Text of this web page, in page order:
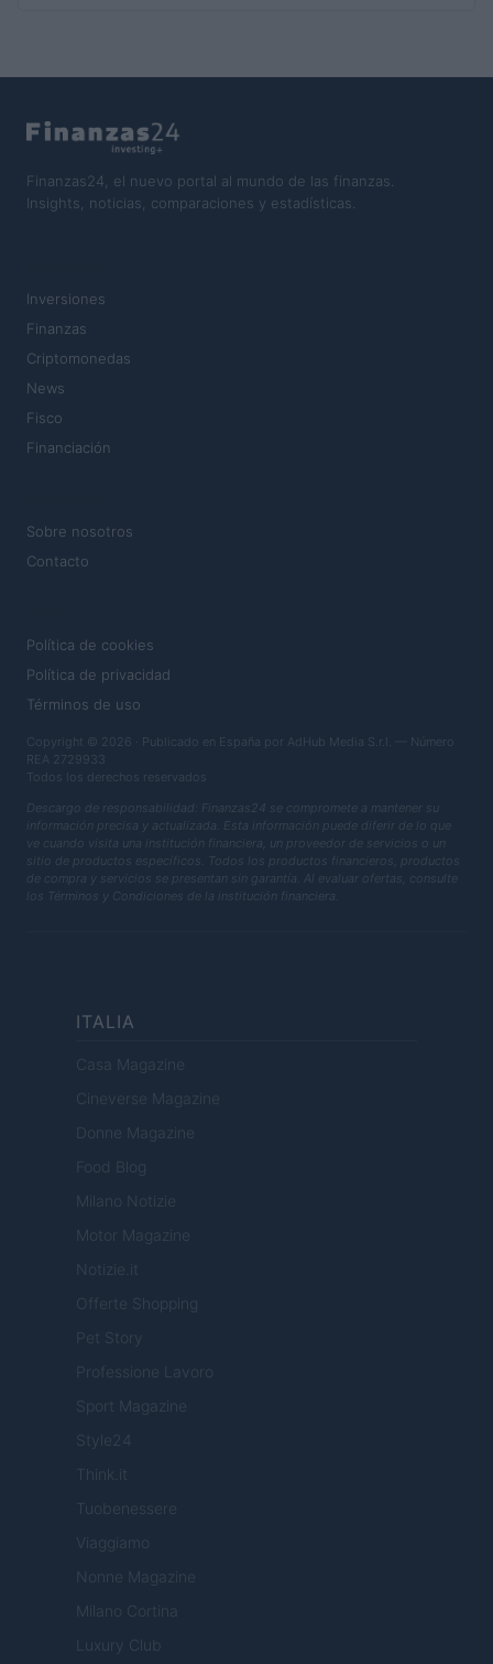
Finanzas24, el nuevo portal al mundo de las finanzas.
Insights, noticias, comparaciones y estadísticas.
Inversiones
Finanzas
Criptomonedas
News
Fisco
Financiación
Sobre nosotros
Contacto
Política de cookies
Política de privacidad
Términos de uso
Copyright © 2026 · Publicado en España por AdHub Media S.r.l. — Número
REA 2729933
Todos los derechos reservados
Descargo de responsabilidad: Finanzas24 se compromete a mantener su
información precisa y actualizada. Esta información puede diferir de lo que
ve cuando visita una institución financiera, un proveedor de servicios o un
sitio de productos específicos. Todos los productos financieros, productos
de compra y servicios se presentan sin garantía. Al evaluar ofertas, consulte
los Términos y Condiciones de la institución financiera.
ITALIA
Casa Magazine
Cineverse Magazine
Donne Magazine
Food Blog
Milano Notizie
Motor Magazine
Notizie.it
Offerte Shopping
Pet Story
Professione Lavoro
Sport Magazine
Style24
Think.it
Tuobenessere
Viaggiamo
Nonne Magazine
Milano Cortina
Luxury Club